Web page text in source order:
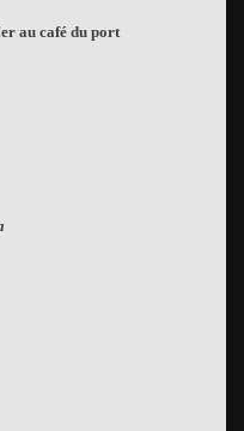
au café du port